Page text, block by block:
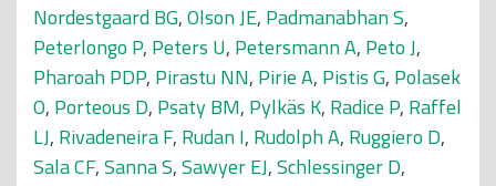
Nordestgaard BG,Olson JE, Padmanabhan S,
Peterlongo P, Peters U, Petersmann A, Peto J,
Pharoah PDP, Pirastu NN, Pirie A, Pistis G, Polasek
O, Porteous D, Psaty BM, Pylkäs K, Radice P, Raffel
LJ, Rivadeneira F, Rudan I, Rudolph A, Ruggiero D,
Sala CF,Sanna S,Sawyer EJ,Schlessinger D,